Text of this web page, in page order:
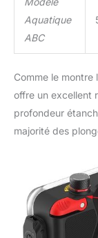
Aquatique
ABC
Comme le montre
offre un excellent
profondeur
majorité des